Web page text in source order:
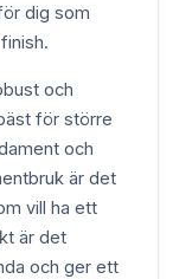
dig som
och
för större
och
är det
vill ha ett
är det
och ger ett